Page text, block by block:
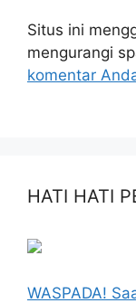
Situs ini
mengurangi
komentar
HATI HATI
WASPADA!